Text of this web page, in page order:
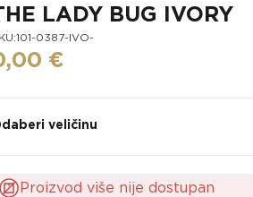
LADY BUG IVORY
0387-IVO-
€
veličinu
Proizvod više nije dostupan